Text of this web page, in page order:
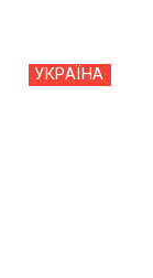
УКРАЇНА